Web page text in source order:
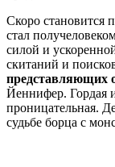
Скоро становится
стал
силой и
скитаний и
представляющих
Йеннифер. Гордая
проницательная.
судьбе борца с